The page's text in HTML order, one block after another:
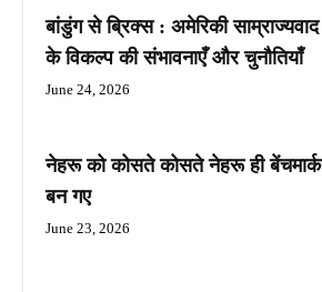
बांडुंग से ब्रिक्स : अमेरिकी साम्राज्यवाद
के विकल्प की संभावनाएँ और चुनौतियाँ
June 24, 2026
नेहरू को कोसते कोसते नेहरू ही बेंचमार्क
बन गए
June 23, 2026